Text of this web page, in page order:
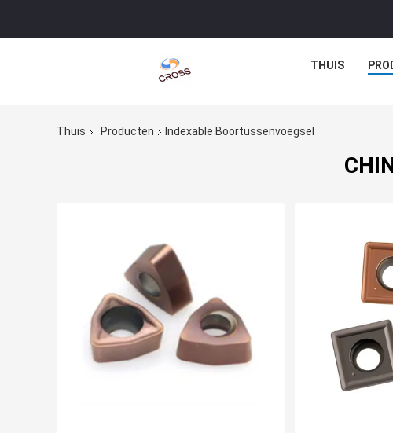
THUIS
Thuis Producten Indexable Boortussenvoegsel